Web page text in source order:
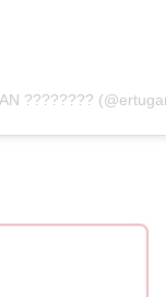
????????